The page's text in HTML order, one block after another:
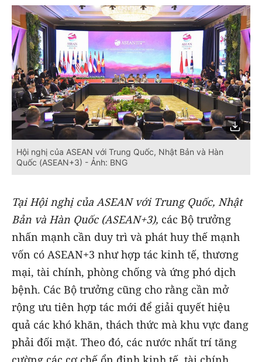
Hội nghị của ASEAN với Trung Quốc, Nhật Bản và Hàn
Quốc (ASEAN+3) - Ảnh: BNG
Tại Hội nghị của ASEAN với Trung Quốc, Nhật
Bản và Hàn Quốc (ASEAN+3), các Bộ trưởng
nhấn mạnh cần duy trì và phát huy thế mạnh
vốn có ASEAN+3 như hợp tác kinh tế, thương
mại, tài chính, phòng chống và ứng phó dịch
bệnh. Các Bộ trưởng cũng cho rằng cần mở
rộng ưu tiên hợp tác mới để giải quyết hiệu
quả các khó khăn, thách thức mà khu vực đang
phải đối mặt. Theo đó, các nước nhất trí tăng